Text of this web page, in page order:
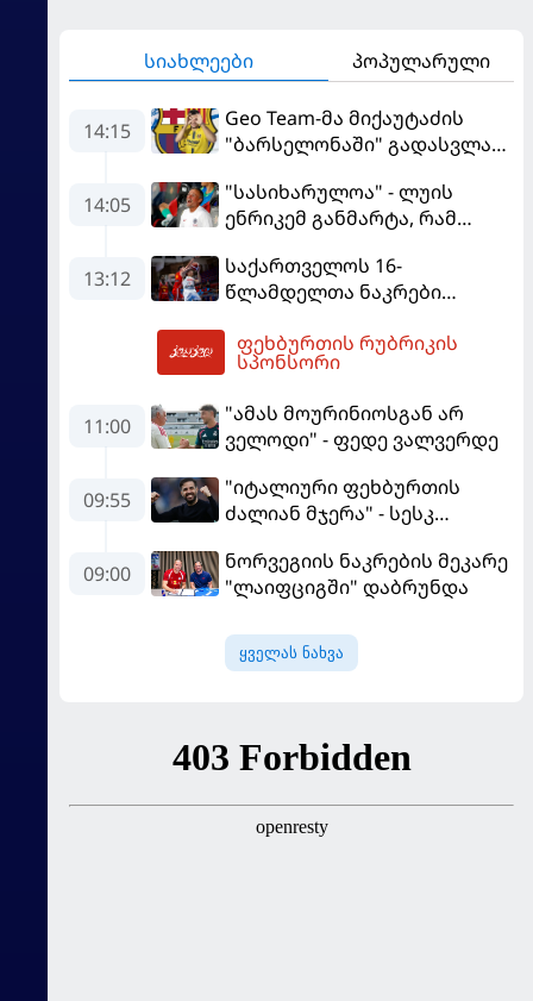
სიახლეები პოპულარული
14:15
Geo Team-მა მიქაუტაძის
"ბარსელონაში" გადასვლაზე
ინფორმაციაზე განმარტება
გააკეთა
14:05
"სასიხარულოა" - ლუის
ენრიკემ განმარტა, რამ
იუნაიტედთან" ნამატჩევს
13:12
საქართველოს 16-
წლამდელთა ნაკრები
დამარცხდა
ფეხბურთის რუბრიკის
სპონსორი
11:00
"ამას მოურინიოსგან არ
ველოდი" - ფედე ვალვერდე
09:55
"იტალიური ფეხბურთის
ძალიან მჯერა" - სესკ
09:00
ნორვეგიის ნაკრების მეკარე
"ლაიფციგში" დაბრუნდა
ყველას ნახვა